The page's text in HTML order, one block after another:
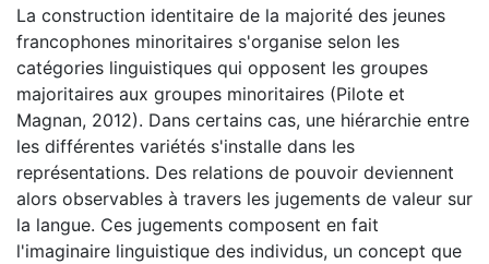
La construction identitaire de la majorité des jeunes
francophones minoritaires s'organise selon les
catégories linguistiques qui opposent les groupes
majoritaires aux groupes minoritaires (Pilote et
Magnan, 2012). Dans certains cas, une hiérarchie entre
les différentes variétés s'installe dans les
représentations. Des relations de pouvoir deviennent
alors observables à travers les jugements de valeur sur
la langue. Ces jugements composent en fait
l'imaginaire linguistique des individus, un concept que